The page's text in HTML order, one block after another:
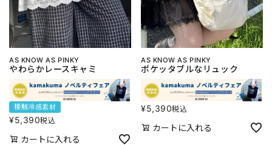
AS KNOW AS PINKY
やわらかレースキャミ
接触冷感素材
¥5,390税込
カートに入れる
AS KNOW AS PINKY
ポケッタブルなリュック
¥5,390税込
カートに入れる